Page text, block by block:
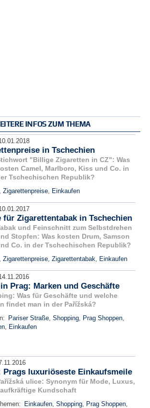
INFOS ZUM THEMA
in Tschechien
"Billige Zigaretten in CZ": Was
Camel, Marlboro, Kiss und Co. in
Tschechischen Republik?
, Zigarettenpreise, Einkaufen
für Zigarettentabak in Tschechien
und Feinschnitt zum Selbstdrehen
Stopfen: Was kosten Drum, Samson
Co. in der Tschechischen Republik?
, Zigarettenpreise, Zigarettentabak, Einkaufen
Prag: Marken und Geschäfte
Was für Geschäfte und welche
findet man in der Pařížská?
Pariser Straße, Shopping, Prag Shoppen,
, Einkaufen
Prags luxuriöseste Einkaufsmeile
ulice: Synonym für Mode, Luxus,
Kundschaft
Einkaufen, Shopping, Prag Shoppen,